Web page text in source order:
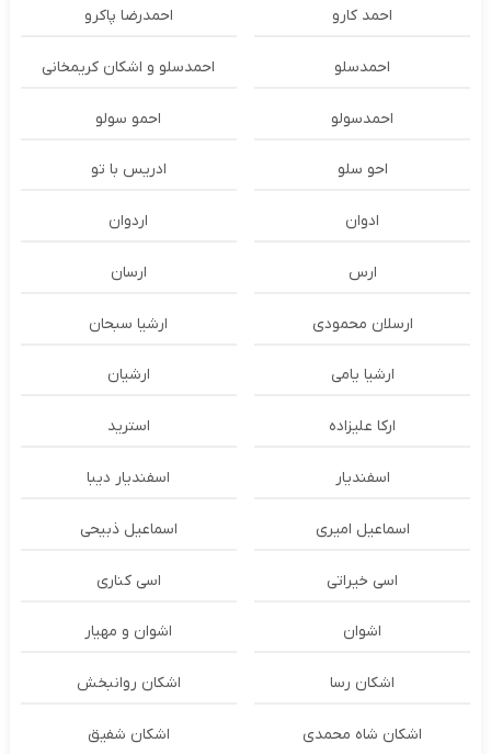
احمد کارو احمدرضا پاکرو
احمدسلو احمدسلو و اشکان کریمخانی
احمدسولو احمو سولو
احو سلو ادریس با تو
ادوان اردوان
ارس ارسان
ارسلان محمودی ارشیا سبحان
ارشیا یامی ارشیان
ارکا علیزاده استرید
اسفندیار اسفندیار دیبا
اسماعیل امیری اسماعیل ذبیحی
اسی خیراتی اسی کناری
اشوان اشوان و مهیار
اشکان رسا اشکان روانبخش
اشکان شاه محمدی اشکان شفیق